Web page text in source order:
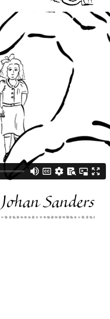
Johan Sanders